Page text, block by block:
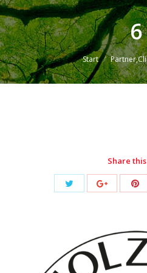
6
Sie befinden sich hier:
Start
Share
Share